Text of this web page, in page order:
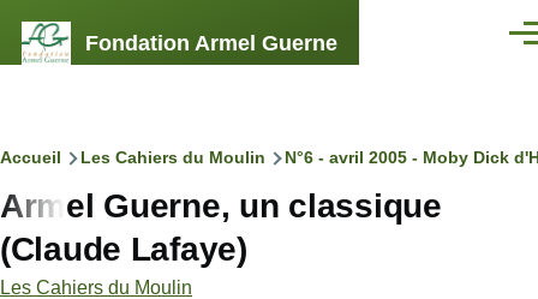
Fondation Armel Guerne
Fil
d'Ariane
Accueil Les Cahiers du Moulin N°6 - avril 2005 - Moby Dick
Armel Guerne, un classique
(Claude Lafaye)
Les Cahiers du Moulin